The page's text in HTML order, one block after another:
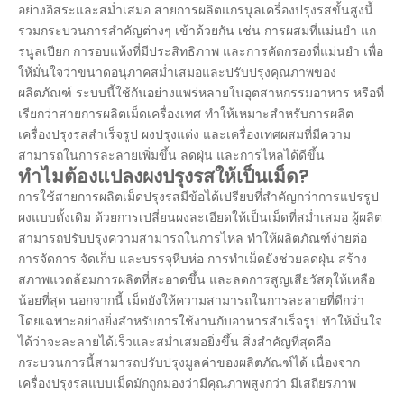
อย่างอิสระและสม่ำเสมอ สายการผลิตแกรนูลเครื่องปรุงรสขั้นสูงนี้
รวมกระบวนการสำคัญต่างๆ เข้าด้วยกัน เช่น การผสมที่แม่นยำ แก
รนูลเปียก การอบแห้งที่มีประสิทธิภาพ และการคัดกรองที่แม่นยำ เพื่อ
ให้มั่นใจว่าขนาดอนุภาคสม่ำเสมอและปรับปรุงคุณภาพของ
ผลิตภัณฑ์ ระบบนี้ใช้กันอย่างแพร่หลายในอุตสาหกรรมอาหาร หรือที่
เรียกว่าสายการผลิตเม็ดเครื่องเทศ ทำให้เหมาะสำหรับการผลิต
เครื่องปรุงรสสำเร็จรูป ผงปรุงแต่ง และเครื่องเทศผสมที่มีความ
สามารถในการละลายเพิ่มขึ้น ลดฝุ่น และการไหลได้ดีขึ้น
ทำไมต้องแปลงผงปรุงรสให้เป็นเม็ด?
การใช้สายการผลิตเม็ดปรุงรสมีข้อได้เปรียบที่สำคัญกว่าการแปรรูป
ผงแบบดั้งเดิม ด้วยการเปลี่ยนผงละเอียดให้เป็นเม็ดที่สม่ำเสมอ ผู้ผลิต
สามารถปรับปรุงความสามารถในการไหล ทำให้ผลิตภัณฑ์ง่ายต่อ
การจัดการ จัดเก็บ และบรรจุหีบห่อ การทำเม็ดยังช่วยลดฝุ่น สร้าง
สภาพแวดล้อมการผลิตที่สะอาดขึ้น และลดการสูญเสียวัสดุให้เหลือ
น้อยที่สุด นอกจากนี้ เม็ดยังให้ความสามารถในการละลายที่ดีกว่า
โดยเฉพาะอย่างยิ่งสำหรับการใช้งานกับอาหารสำเร็จรูป ทำให้มั่นใจ
ได้ว่าจะละลายได้เร็วและสม่ำเสมอยิ่งขึ้น สิ่งสำคัญที่สุดคือ
กระบวนการนี้สามารถปรับปรุงมูลค่าของผลิตภัณฑ์ได้ เนื่องจาก
เครื่องปรุงรสแบบเม็ดมักถูกมองว่ามีคุณภาพสูงกว่า มีเสถียรภาพ